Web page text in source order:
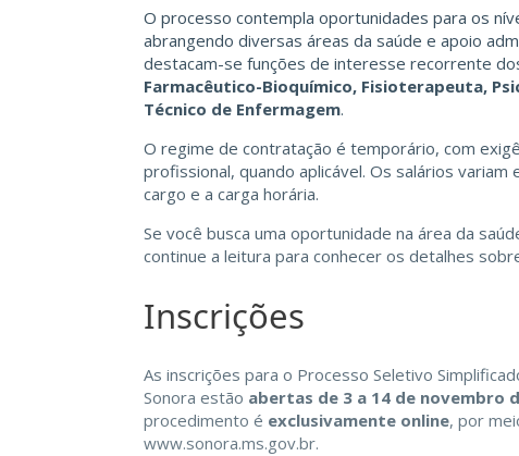
O processo contempla oportunidades para os
abrangendo diversas áreas da saúde e apoio
destacam-se funções de interesse recorrente
Farmacêutico-Bioquímico, Fisioterapeuta,
Técnico de Enfermagem.
O regime de contratação é temporário, com
profissional, quando aplicável. Os salários variam
cargo e a carga horária.
Se você busca uma oportunidade na área da
continue a leitura para conhecer os detalhes
Inscrições
As inscrições para o Processo Seletivo
Sonora estão abertas de 3 a 14 de novembro
procedimento é exclusivamente online, por
www.sonora.ms.gov.br.